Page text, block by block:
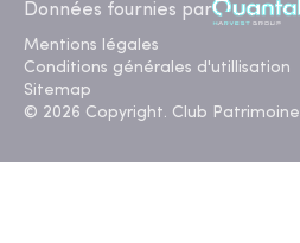
Données fournies par
Mentions légales
Conditions générales d'utillisation
Sitemap
© 2026 Copyright. Club Patrimoine